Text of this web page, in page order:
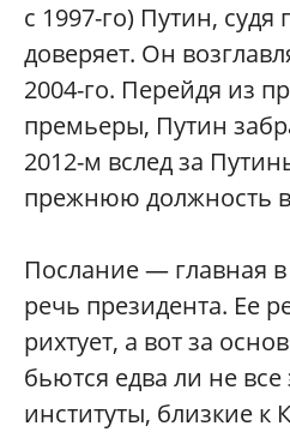
с 1997-го) Путин,
доверяет. Он
2004-го. Перейдя из
премьеры, Путин
2012-м вслед за
прежнюю должность
Послание — главная
речь президента. Ее
рихтует, а вот за
бьются едва ли не
институты, близкие к